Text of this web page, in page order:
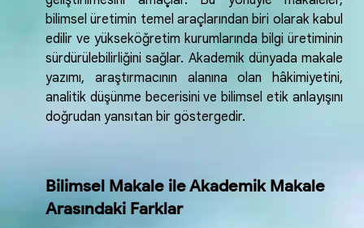
bilimsel üretimin temel araçlarından biri olarak kabul
edilir ve yükseköğretim kurumlarında bilgi üretiminin
sürdürülebilirliğini sağlar. Akademik dünyada makale
yazımı, araştırmacının alanına olan hâkimiyetini,
analitik düşünme becerisini ve bilimsel etik anlayışını
doğrudan yansıtan bir göstergedir.
Bilimsel Makale ile Akademik Makale
Arasındaki Farklar